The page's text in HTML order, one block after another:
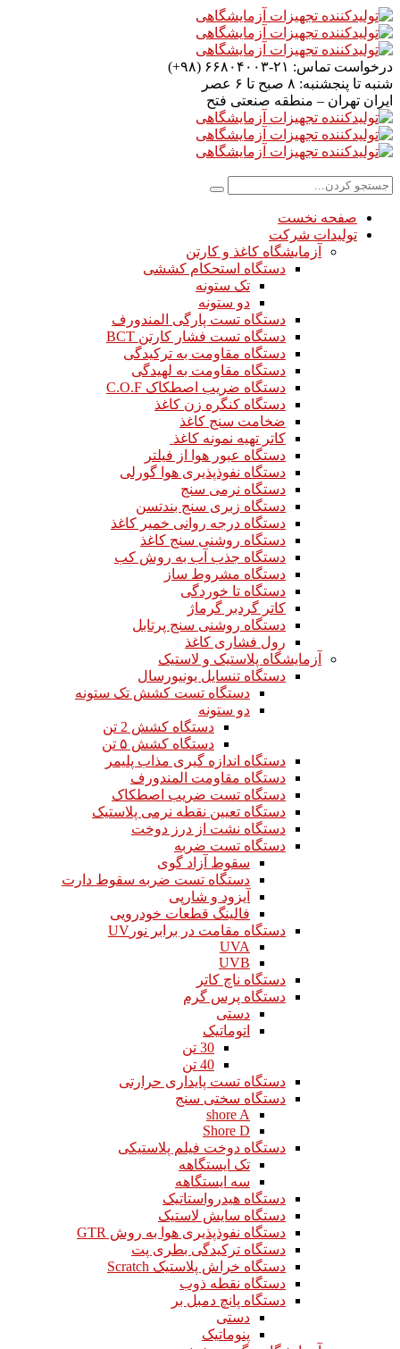
درخواست تماس: ۲۱-۶۶۸۰۴۰۰۳ (۹۸+)
شنبه تا پنجشنبه: ۸ صبح تا ۶ عصر
ایران تهران – منطقه صنعتی فتح
صفحه نخست
تولیدات شرکت
آزمایشگاه کاغذ و کارتن
دستگاه استحکام کششی
تک ستونه
دو ستونه
دستگاه تست پارگی المندورف
دستگاه تست فشار کارتن BCT
دستگاه مقاومت به ترکیدگی
دستگاه مقاومت به لهیدگی
دستگاه ضریب اصطکاک C.O.F
دستگاه کنگره زن کاغذ
ضخامت سنج کاغذ
کاتر تهیه نمونه کاغذ
دستگاه عبور هوا از فیلتر
دستگاه نفوذپذیری هوا گورلی
دستگاه نرمی سنج
دستگاه زبری سنج بندتسن
دستگاه درجه روانی خمیر کاغذ
دستگاه روشنی سنج کاغذ
دستگاه جذب آب به روش کب
دستگاه مشروط ساز
دستگاه تا خوردگی
کاتر گردبر گرماژ
دستگاه روشنی سنج پرتابل
رول فشاری کاغذ
آزمایشگاه پلاستیک و لاستیک
دستگاه تنسایل یونیورسال
دستگاه تست کشش تک ستونه
دو ستونه
دستگاه کشش 2 تن
دستگاه کشش ۵ تن
دستگاه اندازه گیری مذاب پلیمر
دستگاه مقاومت المندورف
دستگاه تست ضریب اصطکاک
دستگاه تعیین نقطه نرمی پلاستیک
دستگاه نشت از درز دوخت
دستگاه تست ضربه
سقوط آزاد گوی
دستگاه تست ضربه سقوط دارت
آیزود و شارپی
فالینگ قطعات خودرویی
دستگاه مقامت در برابر نورUV
UVA
UVB
دستگاه ناچ کاتر
دستگاه پرس گرم
دستی
اتوماتیک
30 تن
40 تن
دستگاه تست پایداری حرارتی
دستگاه سختی سنج
shore A
Shore D
دستگاه دوخت فیلم پلاستیکی
تک ایستگاهه
سه ایستگاهه
دستگاه هیدرواستاتیک
دستگاه سایش لاستیک
دستگاه نفوذپذیری هوا به روش GTR
دستگاه ترکیدگی بطری پت
دستگاه خراش پلاستیک Scratch
دستگاه نقطه ذوب
دستگاه پانچ دمبل بر
دستی
پنوماتیک